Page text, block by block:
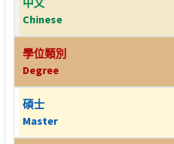
Chinese
學位類別
Degree
碩士
Master